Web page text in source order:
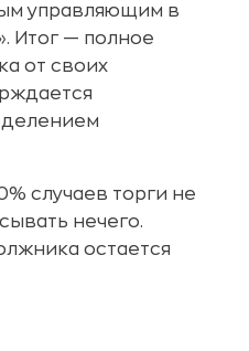
управляющим в
Итог — полное
от своих
случаев торги не
нечего.
остается